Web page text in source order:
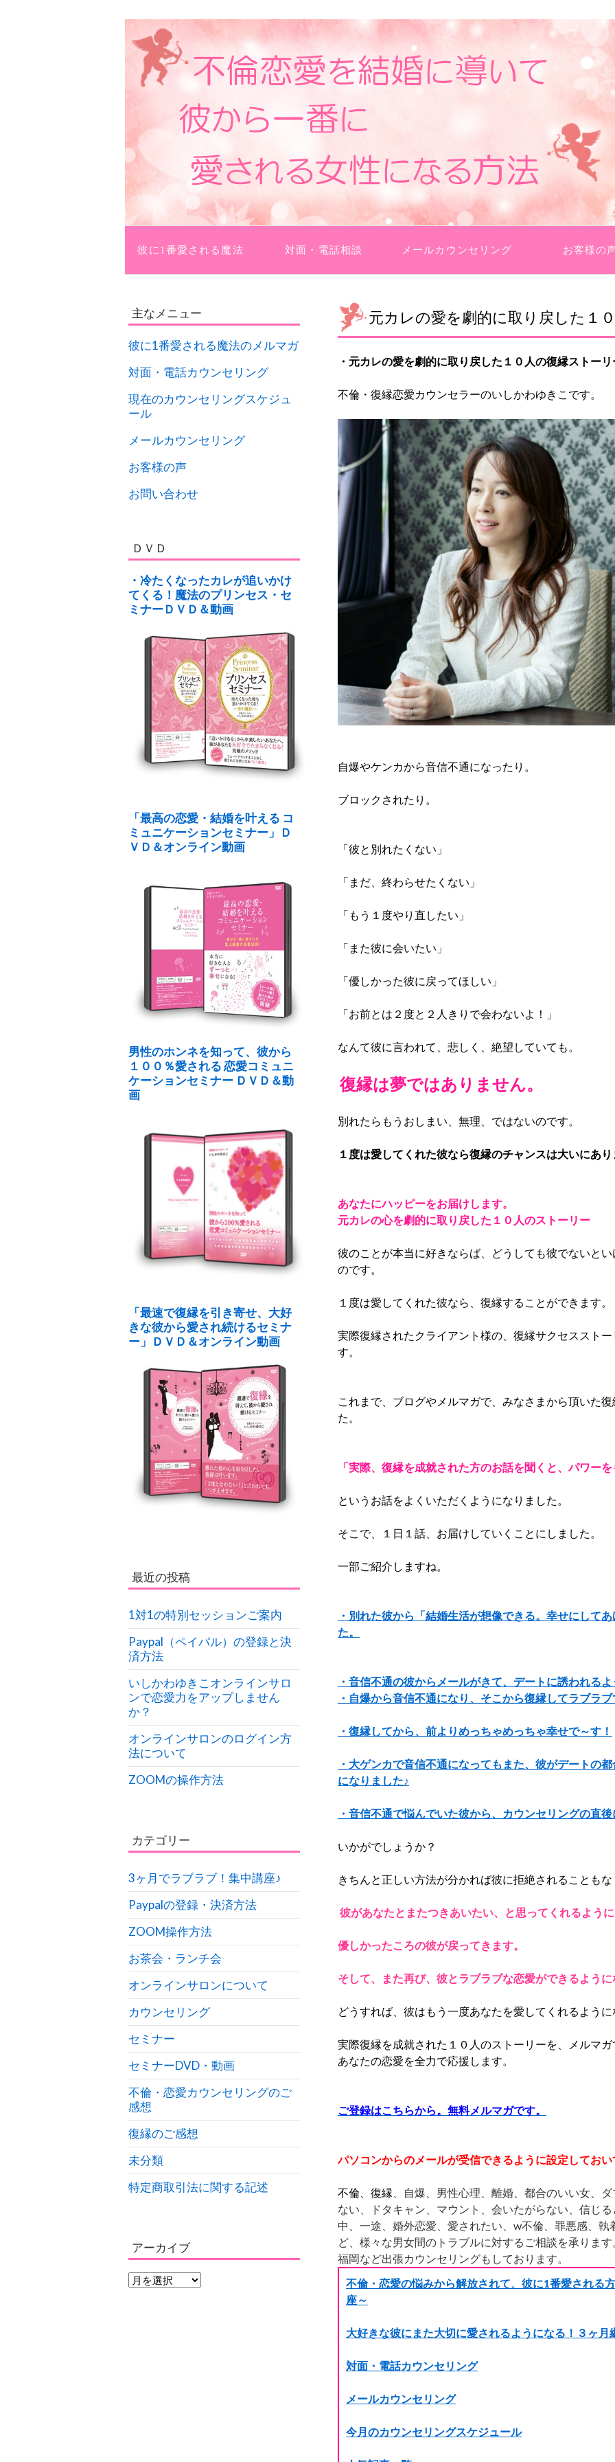
不倫恋愛を結婚に導いて、彼から1番に愛される女性になる
彼に1番愛される魔法 対面・電話相談 メールカウンセリング お客様の
元カレの愛を劇的に取り戻した１
・ 元カレの愛を劇的に取り戻した１０人の復縁ストーリ
不倫・復縁恋愛カウンセラーのいしかわゆきこです。
自爆やケンカから音信不通になったり。
ブロックされたり。
「彼と別れたくない」
「まだ、終わらせたくない」
「もう１度やり直したい」
「また彼に会いたい」
「優しかった彼に戻ってほしい」
「お前とは２度と２人きりで会わないよ！」
なんて彼に言われて、悲しく、絶望していても。
復縁は夢ではありません。
別れたらもうおしまい、無理、ではないのです。
１度は愛してくれた彼なら復縁のチャンスは大いにあ
あなたにハッピーをお届けします。
元カレの心を劇的に取り戻した１０人のストーリー
彼のことが本当に好きならば、どうしても彼でないと
のです。
１度は愛してくれた彼なら、復縁することができます。
実際復縁されたクライアント様の、復縁サクセススト
す。
これまで、ブログやメルマガで、みなさまから頂いた
た。
「実際、復縁を成就された方のお話を聞くと、パワー
というお話をよくいただくようになりました。
そこで、１日１話、お届けしていくことにしました。
一部ご紹介しますね。
・別れた彼から「結婚生活が想像できる。幸せにして
た。
・音信不通の彼からメールがきて、デートに誘われる
・自爆から音信不通になり、そこから復縁してラブラ
・復縁してから、前よりめっちゃめっちゃ幸せで～す！
・大ゲンカで音信不通になってもまた、彼がデートの
になりました♪
・音信不通で悩んでいた彼から、カウンセリングの直
いかがでしょうか？
きちんと正しい方法が分かれば彼に拒絶されることも
彼があなたとまたつきあいたい、と思ってくれるよう
優しかったころの彼が戻ってきます。
そして、また再び、彼とラブラブな恋愛ができるよう
どうすれば、彼はもう一度あなたを愛してくれるよう
実際復縁を成就された１０人のストーリーを、メルマ
あなたの恋愛を全力で応援します。
ご登録はこちらから。無料メルマガです。
パソコンからのメールが受信できるように設定してお
不倫、復縁 、自爆、男性心理、離婚、都合のいい女、
ない、ドタキャン、マウント、会いたがらない、信じ
中、一途、婚外恋愛、愛されたい、w不倫、罪悪感、
ど、様々な男女間のトラブルに対するご相談を承りま
福岡など出張カウンセリングもしております。
不倫・恋愛の悩みから解放されて、彼に1番愛される
座～
大好きな彼にまた大切に愛されるようになる！３ヶ月
対面・電話カウンセリング
メールカウンセリング
今月のカウンセリングスケジュール
主なメニュー
彼に1番愛される魔法のメルマガ
対面・電話カウンセリング
現在のカウンセリングスケジュ
ール
メールカウンセリング
お客様の声
お問い合わせ
ＤＶＤ
・冷たくなったカレが追いかけ
てくる！魔法のプリンセス・セ
ミナーＤＶＤ＆動画
「最高の恋愛・結婚を叶える コ
ミュニケーションセミナー」Ｄ
ＶＤ＆オンライン動画
男性のホンネを知って、彼から
１００％愛される 恋愛コミュニ
ケーションセミナー ＤＶＤ＆動
画
「最速で復縁を引き寄せ、大好
きな彼から愛され続けるセミナ
ー」ＤＶＤ＆オンライン動画
最近の投稿
1対1の特別セッションご案内
Paypal（ペイパル）の登録と決
済方法
いしかわゆきこオンラインサロ
ンで恋愛力をアップしません
か？
オンラインサロンのログイン方
法について
ZOOMの操作方法
カテゴリー
3ヶ月でラブラブ！集中講座♪
Paypalの登録・決済方法
ZOOM操作方法
お茶会・ランチ会
オンラインサロンについて
カウンセリング
セミナー
セミナーDVD・動画
不倫・恋愛カウンセリングのご
感想
復縁のご感想
未分類
特定商取引法に関する記述
アーカイブ
ア
ー